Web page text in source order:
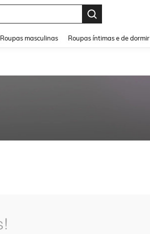
Roupas masculinas Roupas íntimas e de dormir